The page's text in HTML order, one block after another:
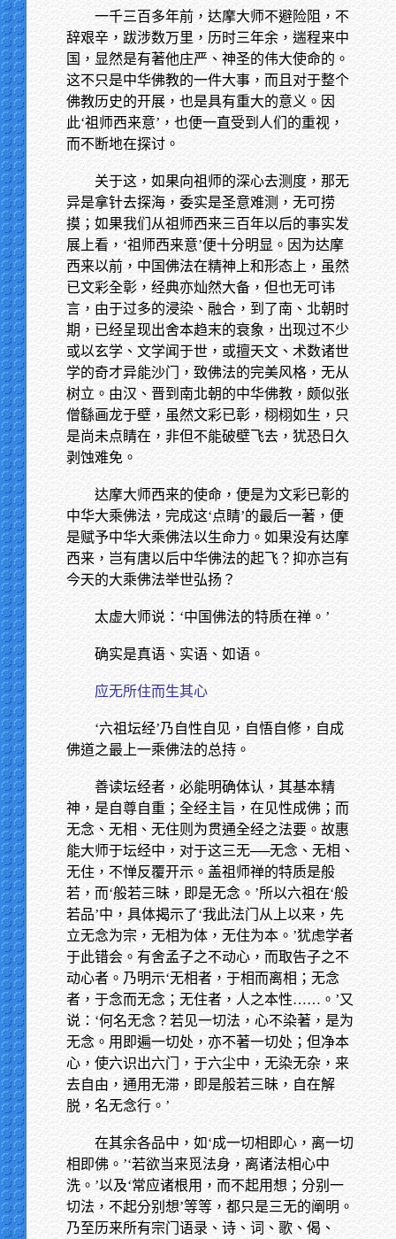
一千三百多年前，达摩大师不避险阻，不
辞艰辛，跋涉数万里，历时三年余，遄程来中
国，显然是有著他庄严、神圣的伟大使命的。
这不只是中华佛教的一件大事，而且对于整个
佛教历史的开展，也是具有重大的意义。因
此‘祖师西来意’，也便一直受到人们的重视，
而不断地在探讨。
关于这，如果向祖师的深心去测度，那无
异是拿针去探海，委实是圣意难测，无可捞
摸；如果我们从祖师西来三百年以后的事实发
展上看，‘祖师西来意’便十分明显。因为达摩
西来以前，中国佛法在精神上和形态上，虽然
已文彩全彰，经典亦灿然大备，但也无可讳
言，由于过多的浸染、融合，到了南、北朝时
期，已经呈现出舍本趋末的衰象，出现过不少
或以玄学、文学闻于世，或擅天文、术数诸世
学的奇才异能沙门，致佛法的完美风格，无从
树立。由汉、晋到南北朝的中华佛教，颇似张
僧繇画龙于壁，虽然文彩已彰，栩栩如生，只
是尚未点睛在，非但不能破壁飞去，犹恐日久
剥蚀难免。
达摩大师西来的使命，便是为文彩已彰的
中华大乘佛法，完成这‘点睛’的最后一著，便
是赋予中华大乘佛法以生命力。如果没有达摩
西来，岂有唐以后中华佛法的起飞？抑亦岂有
今天的大乘佛法举世弘扬？
太虚大师说：‘中国佛法的特质在禅。’
确实是真语、实语、如语。
应无所住而生其心
‘六祖坛经’乃自性自见，自悟自修，自成
佛道之最上一乘佛法的总持。
善读坛经者，必能明确体认，其基本精
神，是自尊自重；全经主旨，在见性成佛；而
无念、无相、无住则为贯通全经之法要。故惠
能大师于坛经中，对于这三无──无念、无相、
无住，不惮反覆开示。盖祖师禅的特质是般
若，而‘般若三昧，即是无念。’所以六祖在‘般
若品’中，具体揭示了‘我此法门从上以来，先
立无念为宗，无相为体，无住为本。’犹虑学者
于此错会。有舍孟子之不动心，而取告子之不
动心者。乃明示‘无相者，于相而离相；无念
者，于念而无念；无住者，人之本性……。’又
说：‘何名无念？若见一切法，心不染著，是为
无念。用即遍一切处，亦不著一切处；但净本
心，使六识出六门，于六尘中，无染无杂，来
去自由，通用无滞，即是般若三昧，自在解
脱，名无念行。’
在其余各品中，如‘成一切相即心，离一切
相即佛。’‘若欲当来觅法身，离诸法相心中
洗。’以及‘常应诸根用，而不起用想；分别一
切法，不起分别想’等等，都只是三无的阐明。
乃至历来所有宗门语录、诗、词、歌、偈、